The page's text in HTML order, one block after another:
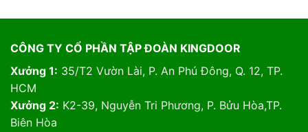
CÔNG TY CỔ PHẦN TẬP ĐOÀN KINGDOOR
Xưởng 1: 35/T2 Vườn Lài, P. An Phú Đông, Q. 12, TP.
HCM
Xưởng 2: K2-39, Nguyễn Tri Phương, P. Bửu Hòa,TP.
Biên Hòa